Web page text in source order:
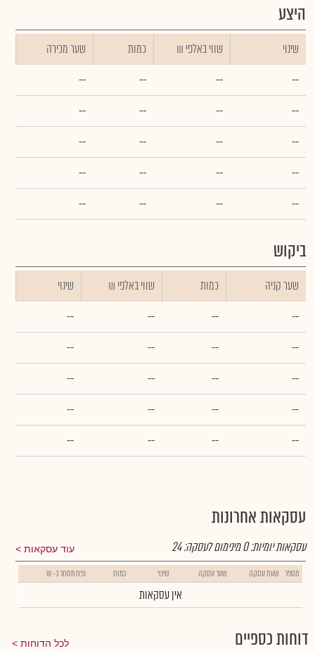
היצע
שינוי ₪ שווי באלפי כמות
שער מכירה
--
--
--
--
--
--
--
--
--
--
--
--
--
--
--
--
--
--
--
--
ביקוש
שער קניה כמות ₪ שווי באלפי
שינוי
--
--
--
--
--
--
--
--
--
--
--
--
--
--
--
--
--
--
--
--
עסקאות אחרונות
עוד עסקאות עסקאות יומיות:0מינימום לעסקה:24
מספר שעת עסקה שער עסקה שינוי כמות נפח מסחר ב- ₪
אין עסקאות
דוחות כספיים לכל הדוחות